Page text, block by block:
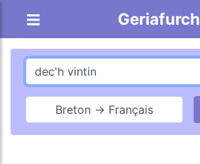
Geriafurch
Breton → Français